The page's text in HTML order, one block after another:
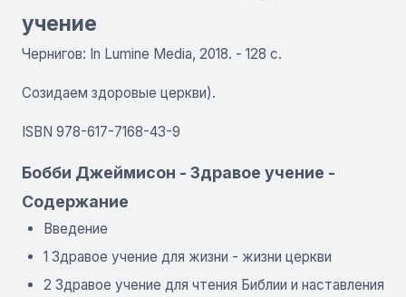
учение
Чернигов: In Lumine Media, 2018. - 128 с.
Созидаем здоровые церкви).
ISBN 978-617-7168-43-9
Бобби Джеймисон - Здравое учение -
Содержание
Введение
1 Здравое учение для жизни - жизни церкви
2 Здравое учение для чтения Библии и наставления